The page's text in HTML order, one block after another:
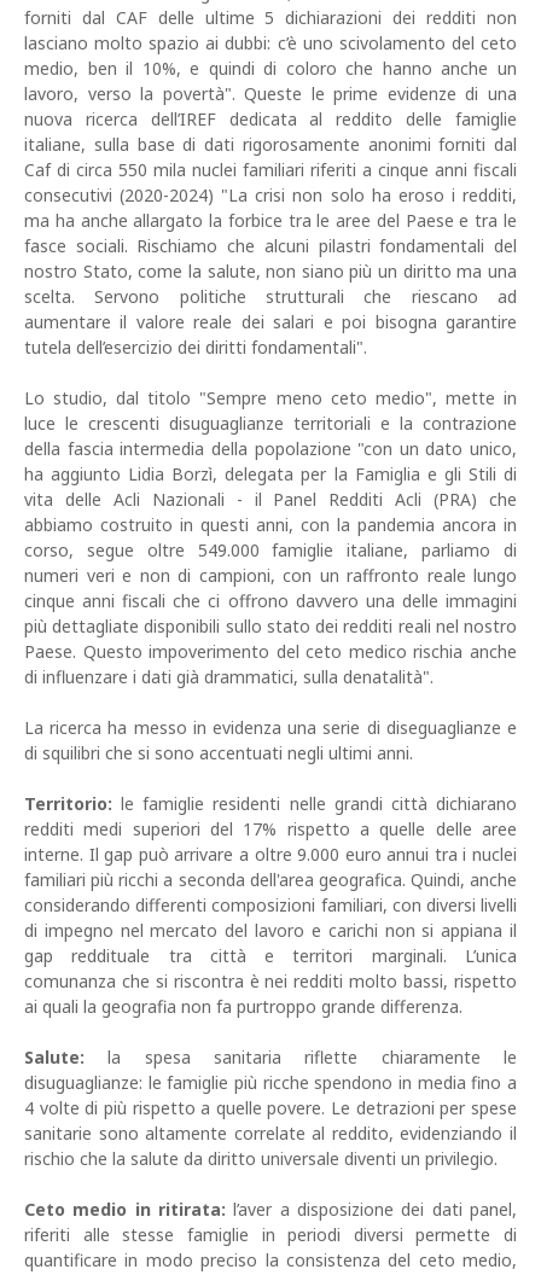
forniti dal CAF delle ultime 5 dichiarazioni dei redditi non
lasciano molto spazio ai dubbi: c’è uno scivolamento del ceto
medio, ben il 10%, e quindi di coloro che hanno anche un
lavoro, verso la povertà". Queste le prime evidenze di una
nuova ricerca dell’IREF dedicata al reddito delle famiglie
italiane, sulla base di dati rigorosamente anonimi forniti dal
Caf di circa 550 mila nuclei familiari riferiti a cinque anni fiscali
consecutivi (2020-2024) "La crisi non solo ha eroso i redditi,
ma ha anche allargato la forbice tra le aree del Paese e tra le
fasce sociali. Rischiamo che alcuni pilastri fondamentali del
nostro Stato, come la salute, non siano più un diritto ma una
scelta. Servono politiche strutturali che riescano ad
aumentare il valore reale dei salari e poi bisogna garantire
tutela dell’esercizio dei diritti fondamentali".
Lo studio, dal titolo "Sempre meno ceto medio", mette in
luce le crescenti disuguaglianze territoriali e la contrazione
della fascia intermedia della popolazione "con un dato unico,
ha aggiunto Lidia Borzì, delegata per la Famiglia e gli Stili di
vita delle Acli Nazionali - il Panel Redditi Acli (PRA) che
abbiamo costruito in questi anni, con la pandemia ancora in
corso, segue oltre 549.000 famiglie italiane, parliamo di
numeri veri e non di campioni, con un raffronto reale lungo
cinque anni fiscali che ci offrono davvero una delle immagini
più dettagliate disponibili sullo stato dei redditi reali nel nostro
Paese. Questo impoverimento del ceto medico rischia anche
di influenzare i dati già drammatici, sulla denatalità".
La ricerca ha messo in evidenza una serie di diseguaglianze e
di squilibri che si sono accentuati negli ultimi anni.
Territorio: le famiglie residenti nelle grandi città dichiarano
redditi medi superiori del 17% rispetto a quelle delle aree
interne. Il gap può arrivare a oltre 9.000 euro annui tra i nuclei
familiari più ricchi a seconda dell'area geografica. Quindi, anche
considerando differenti composizioni familiari, con diversi livelli
di impegno nel mercato del lavoro e carichi non si appiana il
gap reddituale tra città e territori marginali. L’unica
comunanza che si riscontra è nei redditi molto bassi, rispetto
ai quali la geografia non fa purtroppo grande differenza.
Salute: la spesa sanitaria riflette chiaramente le
disuguaglianze: le famiglie più ricche spendono in media fino a
4 volte di più rispetto a quelle povere. Le detrazioni per spese
sanitarie sono altamente correlate al reddito, evidenziando il
rischio che la salute da diritto universale diventi un privilegio.
Ceto medio in ritirata: l’aver a disposizione dei dati panel,
riferiti alle stesse famiglie in periodi diversi permette di
quantificare in modo preciso la consistenza del ceto medio,